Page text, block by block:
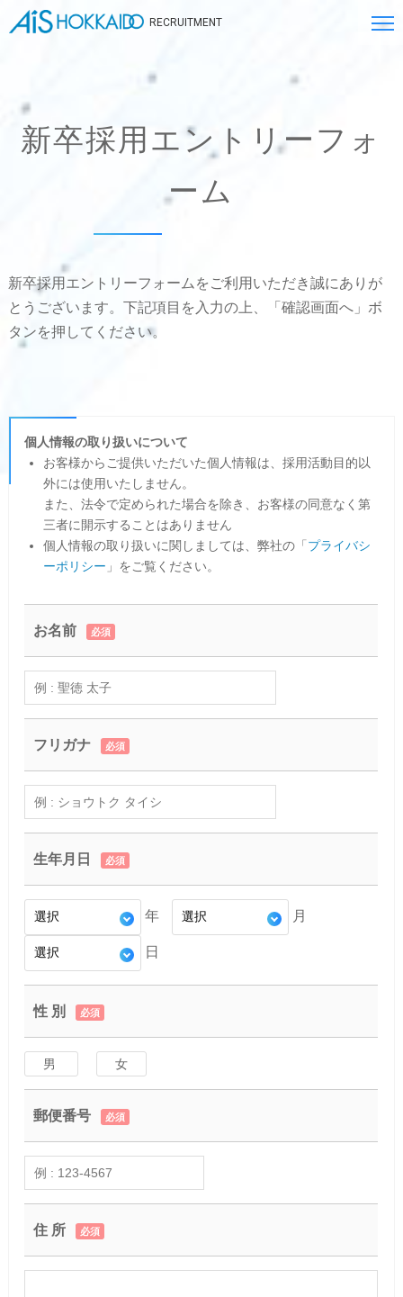
RECRUITMENT
新卒採用エントリーフォ
ーム
新卒採用エントリーフォームをご利用いただき誠にありが
とうございます。下記項目を入力の上、「確認画面へ」ボ
タンを押してください。
個人情報の取り扱いについて
お客様からご提供いただいた個人情報は、採用活動目的以
外には使用いたしません。
また、法令で定められた場合を除き、お客様の同意なく第
三者に開示することはありません
個人情報の取り扱いに関しましては、弊社の「 プライバシ
ーポリシー 」をご覧ください。
お名前 必須
フリガナ 必須
生年月日 必須
年 月
日
性 別 必須
男 女
郵便番号 必須
住 所 必須